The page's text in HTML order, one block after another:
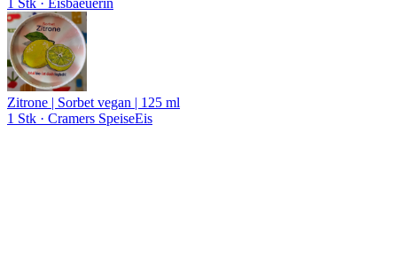
1 Stk · Eisbaeuerin
Zitrone | Sorbet vegan | 125 ml
1 Stk · Cramers SpeiseEis